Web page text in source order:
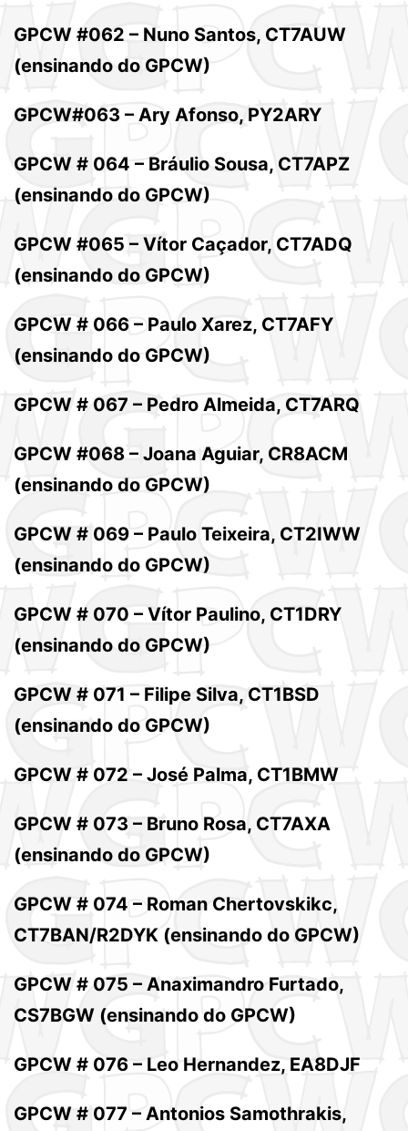
GPCW #062 – Nuno Santos, CT7AUW
(ensinando do GPCW)
GPCW#063 – Ary Afonso, PY2ARY
GPCW # 064 – Bráulio Sousa, CT7APZ
(ensinando do GPCW)
GPCW #065 – Vítor Caçador, CT7ADQ
(ensinando do GPCW)
GPCW # 066 – Paulo Xarez, CT7AFY
(ensinando do GPCW)
GPCW # 067 – Pedro Almeida, CT7ARQ
GPCW #068 – Joana Aguiar, CR8ACM
(ensinando do GPCW)
GPCW # 069 – Paulo Teixeira, CT2IWW
(ensinando do GPCW)
GPCW # 070 – Vítor Paulino, CT1DRY
(ensinando do GPCW)
GPCW # 071 – Filipe Silva, CT1BSD
(ensinando do GPCW)
GPCW # 072 – José Palma, CT1BMW
GPCW # 073 – Bruno Rosa, CT7AXA
(ensinando do GPCW)
GPCW # 074 – Roman Chertovskikc,
CT7BAN/R2DYK (ensinando do GPCW)
GPCW # 075 – Anaximandro Furtado,
CS7BGW (ensinando do GPCW)
GPCW # 076 – Leo Hernandez, EA8DJF
GPCW # 077 – Antonios Samothrakis,